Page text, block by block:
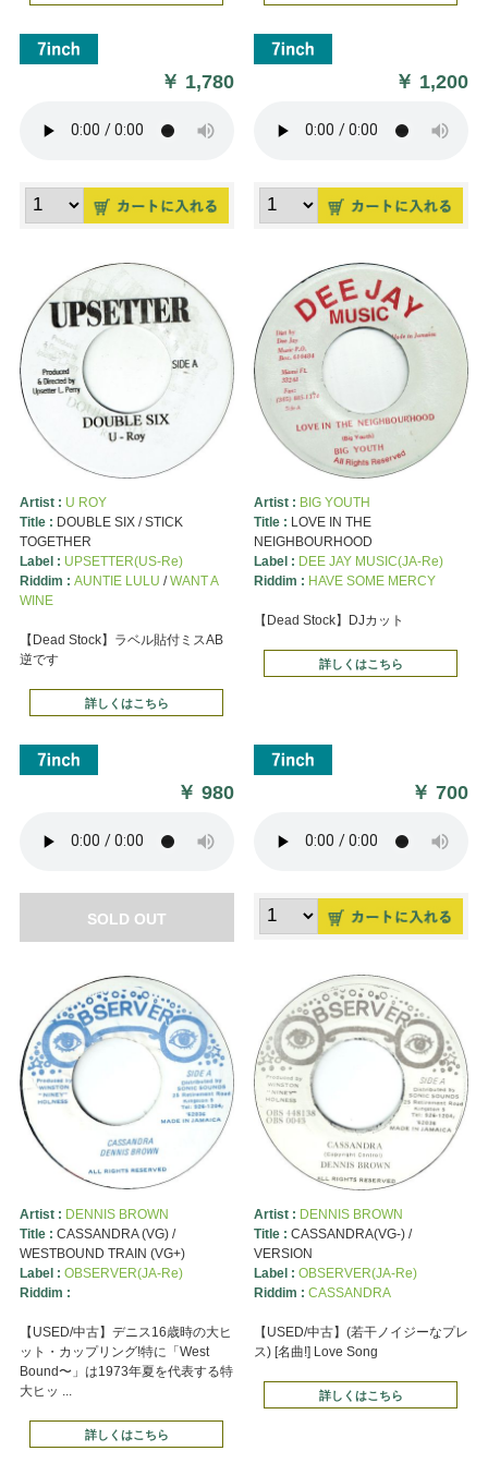
￥ 1,780 ￥ 1,200
Artist : U ROY
Title : DOUBLE SIX / STICK
TOGETHER
Label : UPSETTER(US-Re)
Riddim : AUNTIE LULU /WANT A
WINE
【Dead Stock】ラベル貼付ミスAB
逆です
詳しくはこちら
￥980
SOLD OUT
Artist : BIG YOUTH
Title : LOVE IN THE
NEIGHBOURHOOD
Label : DEE JAY MUSIC(JA-Re)
Riddim : HAVE SOME MERCY
【Dead Stock】DJカット
詳しくはこちら
￥700
Artist : DENNIS BROWN
Title : CASSANDRA (VG) /
WESTBOUND TRAIN (VG+)
Label : OBSERVER(JA-Re)
Riddim :
【USED/中古】デニス16歳時の大ヒ
ット・カップリング!特に「West
Bound〜」は1973年夏を代表する特
大ヒッ ...
詳しくはこちら
Artist : DENNIS BROWN
Title : CASSANDRA(VG-) /
VERSION
Label : OBSERVER(JA-Re)
Riddim : CASSANDRA
【USED/中古】(若干ノイジーなプレ
ス) [名曲!] Love Song
詳しくはこちら